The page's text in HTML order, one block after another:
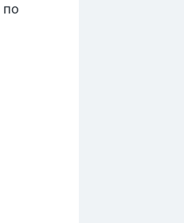
по